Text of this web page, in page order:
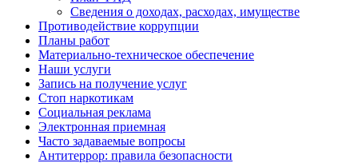
Сведения о доходах, расходах, имуществе
Противодействие коррупции
Планы работ
Материально-техническое обеспечение
Наши услуги
Запись на получение услуг
Стоп наркотикам
Социальная реклама
Электронная приемная
Часто задаваемые вопросы
Антитеррор: правила безопасности